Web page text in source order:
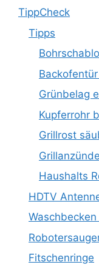
TippCheck
Tipps
Grünbelag
Kupferrohr
Grillrost
Haushalts
HDTV
Fitschenringe